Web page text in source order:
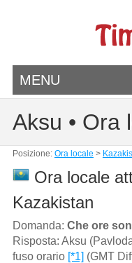
MENU
Aksu • Ora
Posizione: Ora locale >
Ora locale
Kazakistan
Domanda: Che ore
Risposta: Aksu
fuso orario [*1] (GMT